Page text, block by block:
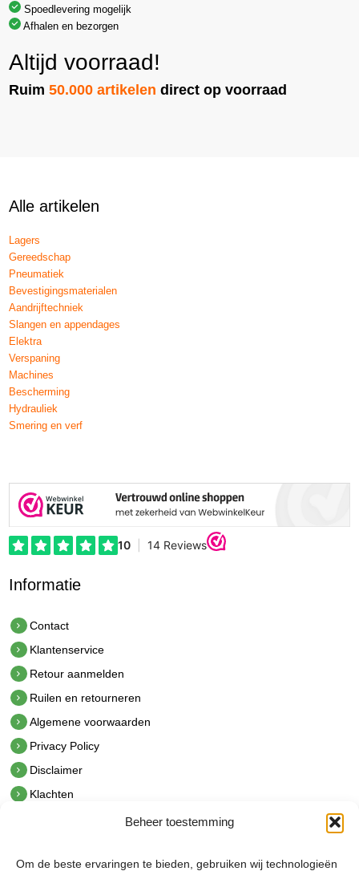
Beheer toestemming
Om de beste ervaringen te bieden, gebruiken wij technologieën
Spoedlevering mogelijk
Afhalen en bezorgen
Altijd voorraad!
Ruim50.000 artikelen direct op voorraad
Alle artikelen
Lagers
Gereedschap
Pneumatiek
Bevestigingsmaterialen
Aandrijftechniek
Slangen en appendages
Elektra
Verspaning
Machines
Bescherming
Hydrauliek
Smering en verf
Informatie
Contact
Klantenservice
Retour aanmelden
Ruilen en retourneren
Algemene voorwaarden
Privacy Policy
Disclaimer
Klachten
hetindustriehuis B.V.